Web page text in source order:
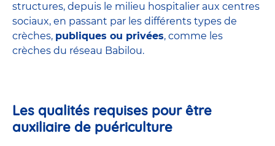
structures, depuis le milieu hospitalier aux centres
sociaux, en passant par les différents types de
crèches, publiques ou privées, comme les
crèches du réseau Babilou.
Les qualités requises pour être
auxiliaire de puériculture